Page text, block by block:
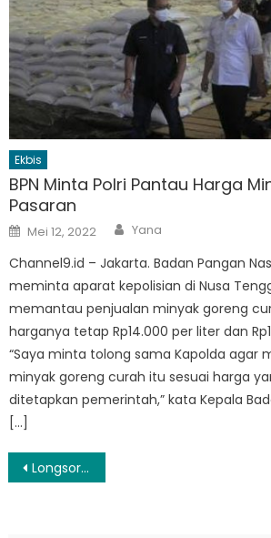
Ekbis
BPN Minta Polri Pantau Harga
Pasaran
Posted
on
Mei 12, 2022 Author
Yana
Channel9.id – Jakarta. Badan Pangan
meminta aparat kepolisian di Nusa
memantau penjualan minyak goreng
harganya tetap Rp14.000 per liter dan
“Saya minta tolong sama Kapolda agar
minyak goreng curah itu sesuai harga
ditetapkan pemerintah,” kata Kepala
[…]
Navigasi
Longsor Tubuh Anak Krakatau Diduga Picu Tsunami